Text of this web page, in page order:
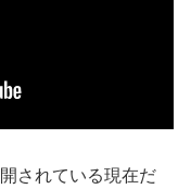
されている現在だ